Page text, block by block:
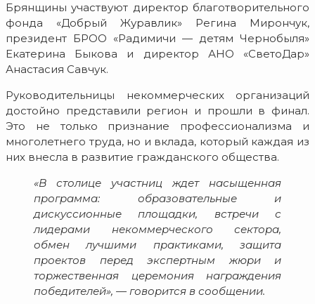
Брянщины участвуют директор благотворительного
фонда «Добрый Журавлик» Регина Мирончук,
президент БРОО «Радимичи — детям Чернобыля»
Екатерина Быкова и директор АНО «СветоДар»
Анастасия Савчук.
Руководительницы некоммерческих организаций
достойно представили регион и прошли в финал.
Это не только признание профессионализма и
многолетнего труда, но и вклада, который каждая из
них внесла в развитие гражданского общества.
«В столице участниц ждет насыщенная
программа: образовательные и
дискуссионные площадки, встречи с
лидерами некоммерческого сектора,
обмен лучшими практиками, защита
проектов перед экспертным жюри и
торжественная церемония награждения
победителей», — говорится в сообщении.